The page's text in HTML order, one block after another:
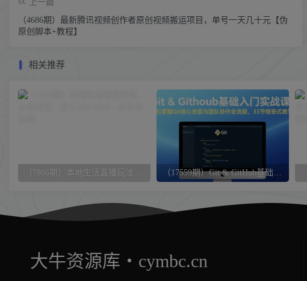
上一篇
（4686期）最新腾讯视频创作者原创视频搬运项目，单号一天几十元【伪
原创脚本+教程】
相关推荐
大牛资源库・cymbc.cn